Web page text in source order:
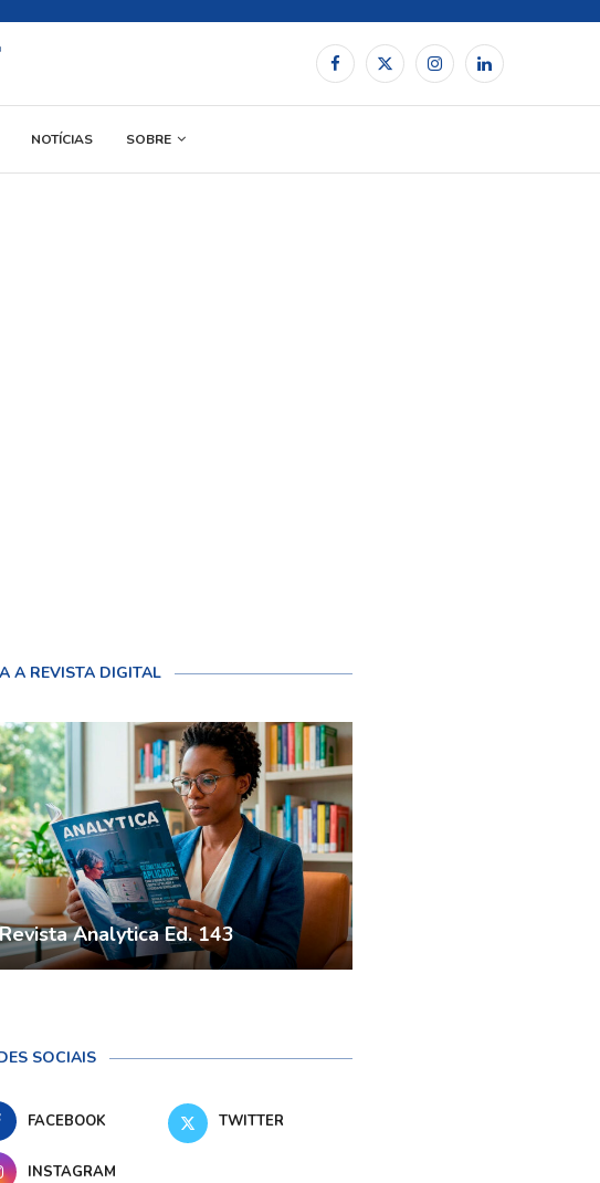
NOTÍCIAS SOBRE
A REVISTA DIGITAL
Analytica Ed. 143
SOCIAIS
FACEBOOK TWITTER
INSTAGRAM